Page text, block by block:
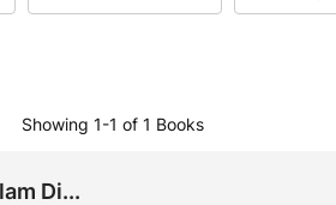
Showing 1-1 of 1 Books
Di...